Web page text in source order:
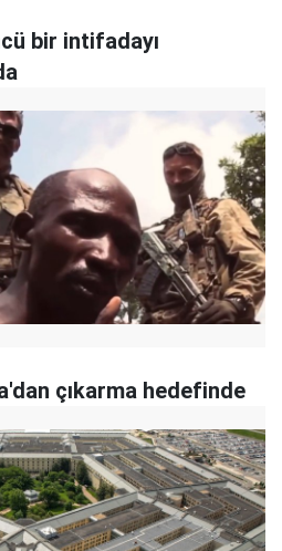
bir intifadayı
çıkarma hedefinde